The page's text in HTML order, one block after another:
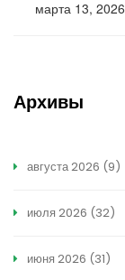
марта 13, 2026
Архивы
августа 2026 (9)
июля 2026 (32)
июня 2026 (31)